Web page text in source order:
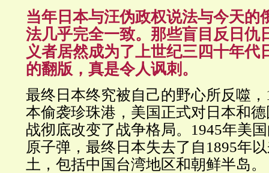
当年日本与汪伪政权说法与今天的
法几乎完全一致。那些盲目反日仇
义者居然成为了上世纪三四十年代
的翻版，真是令人讽刺。
最终日本终究被自己的野心所反噬
本偷袭珍珠港，美国正式对日本和
战彻底改变了战争格局。1945年美
原子弹，最终日本失去了自1895年
土，包括中国台湾地区和朝鲜半岛。